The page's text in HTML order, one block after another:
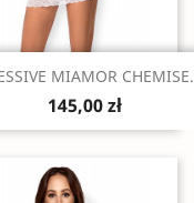
Szybki podgląd
MIAMOR
145,00 zł